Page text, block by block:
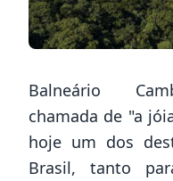
Balneário
chamada de "a
hoje um dos
Brasil, tanto